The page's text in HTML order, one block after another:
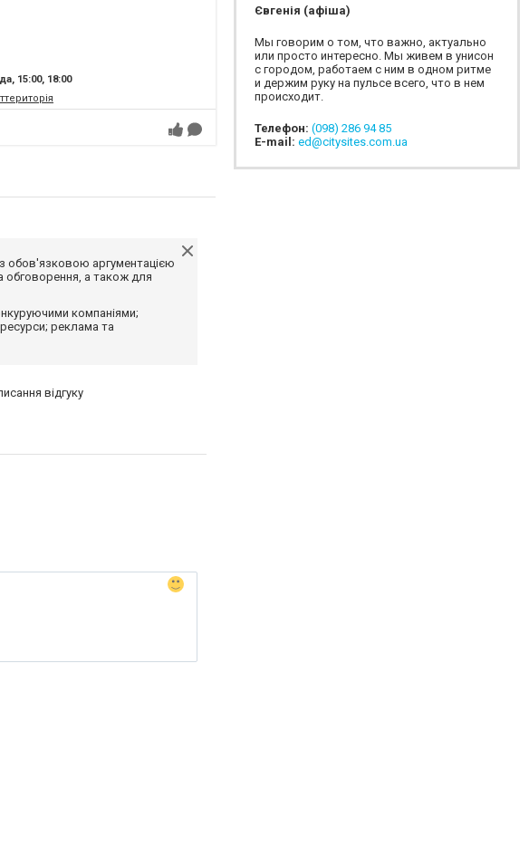
15:00, 18:00
обов'язковою аргументацією
обговорення, а також для
компаніями;
ресурси; реклама та
відгуку
Євгенія (афіша)
Мы говорим о том, что важно, актуально
или просто интересно. Мы живем в унисон
с городом, работаем с ним в одном ритме
и держим руку на пульсе всего, что в нем
происходит.
Телефон: (098) 286 94 85
E-mail: ed@citysites.com.ua